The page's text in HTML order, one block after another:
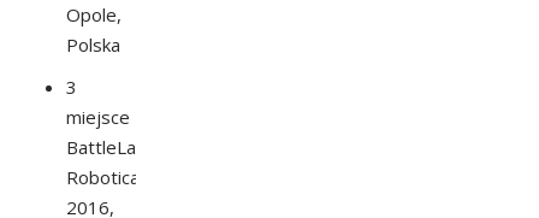
Opole,
Polska
3
miejsce
BattleLab
Robotica
2016,